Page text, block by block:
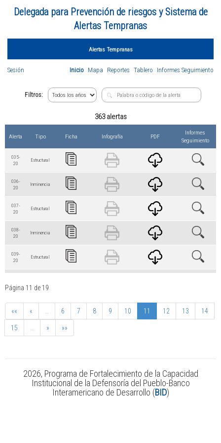
Delegada para Prevención de riesgos y Sistema de
Alertas Tempranas
Alertas Tempranas
Inicio Mapa Reportes Tablero Informes Seguimiento
Sesión
Filtros:
363 alertas
Alerta Tipo Ficha Infografía PDF
Informes
Seguimiento
035-
20
Estructural
036-
20
Inminencia
037-
20
Estructural
038-
20
Inminencia
039-
20
Estructural
20
041-
042-
Estructural
Estructural
Página 11 de 19
«« « 6 7 8 9 10 11 12 13 14
15 » »»
2026, Programa de Fortalecimiento de la Capacidad
Institucional de la Defensoría del Pueblo-Banco
Interamericano de Desarrollo (BID)